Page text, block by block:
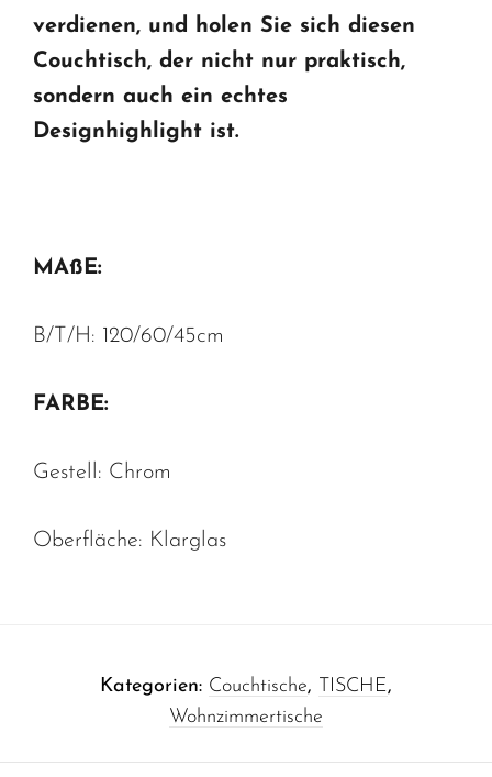
verdienen, und holen Sie sich diesen
Couchtisch, der nicht nur praktisch,
sondern auch ein echtes
Designhighlight ist.
MAßE:
B/T/H: 120/60/45cm
FARBE:
Gestell: Chrom
Oberfläche: Klarglas
Kategorien: Couchtische, TISCHE,
Wohnzimmertische